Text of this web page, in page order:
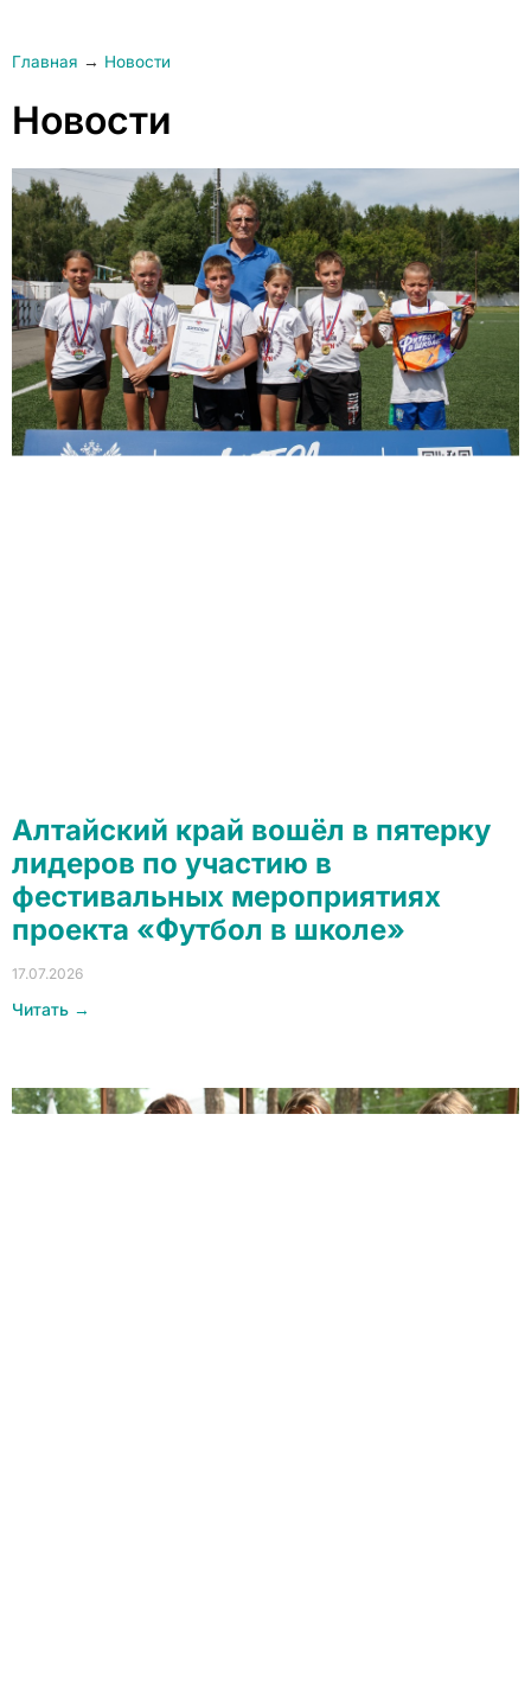
Главная → Новости
Новости
Алтайский край вошёл в пятерку
лидеров по участию в
фестивальных мероприятиях
проекта «Футбол в школе»
17.07.2026
Читать →